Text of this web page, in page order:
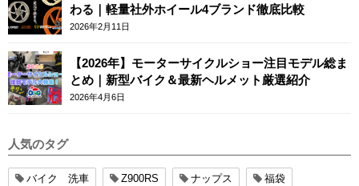
わる｜軽量社外ホイール4ブランド徹底比較
2026年2月11日
【2026年】モーターサイクルショー注目モデル総ま
とめ｜新型バイク＆最新ヘルメット厳選紹介
2026年4月6日
人気のタグ
バイク 洗車 Z900RS ナップス 福袋